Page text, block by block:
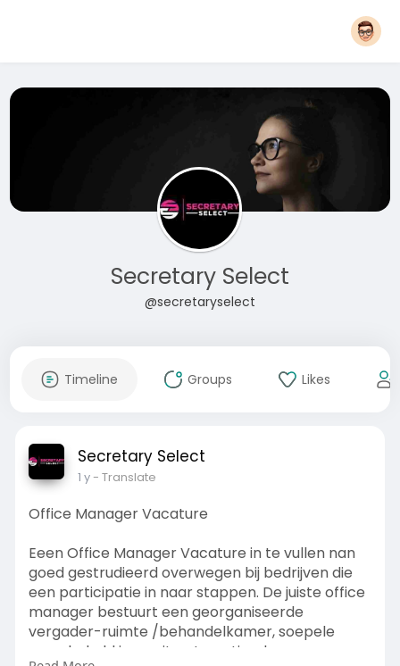
Secretary Select
@secretaryselect
Timeline Groups Likes
Secretary Select
1 y- Translate
Office Manager Vacature
Eeen Office Manager Vacature in te vullen nan
goed gestrudieerd overwegen bij bedrijven die
een participatie in naar stappen. De juiste office
manager bestuurt een georganiseerde
vergader-ruimte /behandelkamer, soepele
omschakeld is op uiterste optimale